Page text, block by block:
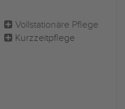
Vollstationäre Pflege
Kurzzeitpflege